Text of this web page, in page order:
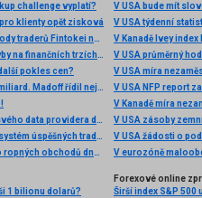
challenge vyplatí?
klienty opět zisková
Léto v plném proudu, trhy také: Top 3 obchody traderů Fintokei na indexech a zlatě
Chamtivost a strach: Největší cenové pohyby na finančních trzích (červenec 2026)
pokles cen?
Stvořil elitní klub, kde Ameriku obral o 65 miliard. Madoff řídil největší Ponzi dějin
Historická data, kde je získat, jak připojit svého data providera do MultiCharts a proč je budeme potřebovat? (4. díl)
Jak obchodují profíci: Fibonacci trading - systém úspěšných traderů
Burza v LA chtěla sesadit Wall Street. Místo ropných obchodů dnes místem duní basy
V USA bude mít
V USA týdenní
V Kanadě Ivey index
V USA průměrný
V USA míra
V USA NFP report
V Kanadě míra
V USA zásoby
V USA žádosti o
V eurozóně
1 bilionu dolarů?
Forexové online
Širší index S&P